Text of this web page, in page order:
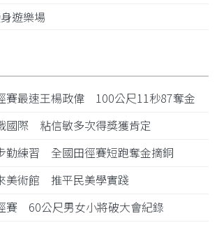
遊樂場
賽最速王楊政偉 100公尺11秒87奪金
國際 粘信敏多次得獎獲肯定
勤練習 全國田徑賽短跑奪金摘銅
美術館 推平民美學實踐
賽 60公尺男女小將破大會紀錄